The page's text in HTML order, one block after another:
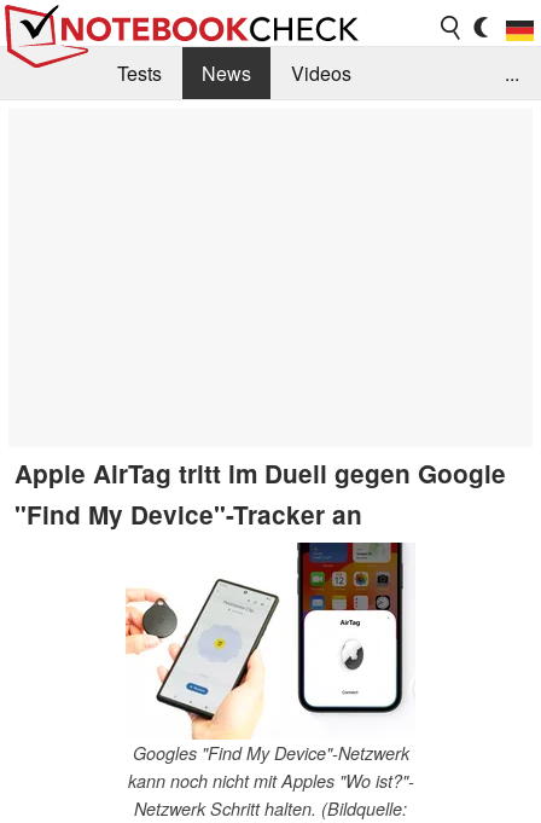
Tests News
Videos
...
Apple AirTag tritt im Duell gegen Google
"Find My Device"-Tracker an
Googles "Find My Device"-Netzwerk
kann noch nicht mit Apples "Wo ist?"-
Netzwerk Schritt halten. (Bildquelle: